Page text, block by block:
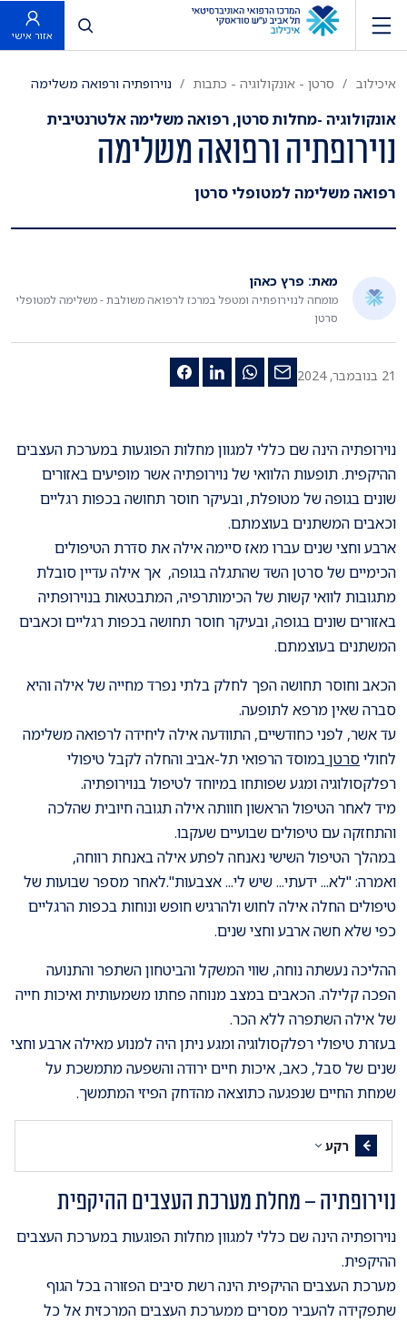
פתח חיפוש
אזור אישי
איכילוב סרטן - אונקולוגיה - כתבות נוירופתיה ורפואה משלימה
אונקולוגיה -מחלות סרטן, רפואה משלימה אלטרנטיבית
נוירופתיה ורפואה משלימה
רפואה משלימה למטופלי סרטן
מאת: פרץ כאהן
מומחה לנוירופתיה ומטפל במרכז לרפואה משולבת - משלימה למטופלי
סרטן
21 בנובמבר, 2024
נוירופתיה הינה שם כללי למגוון מחלות הפוגעות במערכת העצבים
ההיקפית. תופעות הלוואי של נוירופתיה אשר מופיעים באזורים
שונים בגופה של מטופלת, ובעיקר חוסר תחושה בכפות רגליים
וכאבים המשתנים בעוצמתם.
ארבע וחצי שנים עברו מאז סיימה אילה את סדרת הטיפולים
הכימיים של סרטן השד שהתגלה בגופה, אך אילה עדיין סובלת
מתגובות לוואי קשות של הכימותרפיה, המתבטאות בנוירופתיה
באזורים שונים בגופה, ובעיקר חוסר תחושה בכפות רגליים וכאבים
המשתנים בעוצמתם.
הכאב וחוסר תחושה הפך לחלק בלתי נפרד מחייה של אילה והיא
סברה שאין מרפא לתופעה.
עד אשר, לפני כחודשיים, התוודעה אילה ליחידה לרפואה משלימה
לחוליסרטןבמוסד הרפואי תל-אביב והחלה לקבל טיפולי
רפלקסולוגיה ומגע שפותחו במיוחד לטיפול בנוירופתיה.
מיד לאחר הטיפול הראשון חוותה אילה תגובה חיובית שהלכה
והתחזקה עם טיפולים שבועיים שעקבו.
במהלך הטיפול השישי נאנחה לפתע אילה באנחת רווחה,
ואמרה: "לא... ידעתי... שיש לי... אצבעות".לאחר מספר שבועות של
טיפולים החלה אילה לחוש ולהרגיש חופש ונוחות בכפות הרגליים
כפי שלא חשה ארבע וחצי שנים.
ההליכה נעשתה נוחה, שווי המשקל והביטחון השתפר והתנועה
הפכה קלילה. הכאבים במצב מנוחה פחתו משמעותית ואיכות חייה
של אילה השתפרה ללא הכר.
בעזרת טיפולי רפלקסולוגיה ומגע ניתן היה למנוע מאילה ארבע וחצי
שנים של סבל, כאב, איכות חיים ירודה והשפעה מתמשכת על
שמחת החיים שנפגעה כתוצאה מהדחק הפיזי המתמשך.
רקע
נוירופתיה – מחלת מערכת העצבים ההיקפית
נוירופתיה הינה שם כללי למגוון מחלות הפוגעות במערכת העצבים
ההיקפית.
מערכת העצבים ההיקפית הינה רשת סיבים הפזורה בכל הגוף
שתפקידה להעביר מסרים ממערכת העצבים המרכזית אל כל